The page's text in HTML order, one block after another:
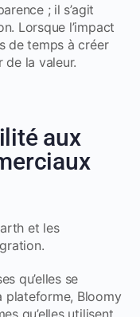
; il s’agit
Lorsque l’impact
de temps à créer
la valeur.
aux
et les
qu’elles se
plateforme, Bloomy
qu’elles utilisent